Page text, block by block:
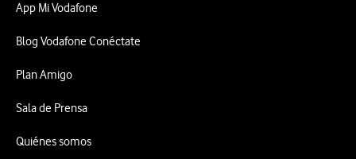
App Mi Vodafone
Blog Vodafone Conéctate
Plan Amigo
Sala de Prensa
Quiénes somos